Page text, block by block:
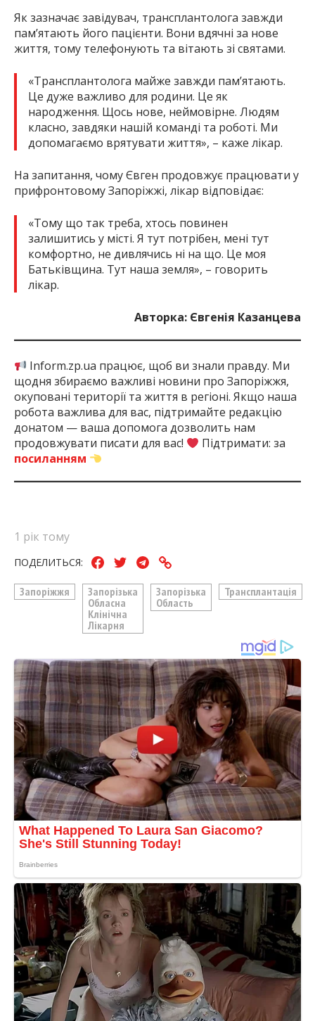
Як зазначає завідувач, трансплантолога завжди
пам’ятають його пацієнти. Вони вдячні за нове
життя, тому телефонують та вітають зі святами.
«Трансплантолога майже завжди пам’ятають.
Це дуже важливо для родини. Це як
народження. Щось нове, неймовірне. Людям
класно, завдяки нашій команді та роботі. Ми
допомагаємо врятувати життя», – каже лікар.
На запитання, чому Євген продовжує працювати у
прифронтовому Запоріжжі, лікар відповідає:
«Тому що так треба, хтось повинен
залишитись у місті. Я тут потрібен, мені тут
комфортно, не дивлячись ні на що. Це моя
Батьківщина. Тут наша земля», – говорить
лікар.
Авторка: Євгенія Казанцева
Inform.zp.ua працює, щоб ви знали правду. Ми
щодня збираємо важливі новини про Запоріжжя,
окуповані території та життя в регіоні. Якщо наша
робота важлива для вас, підтримайте редакцію
донатом — ваша допомога дозволить нам
продовжувати писати для вас!
Підтримати: за
посиланням
1 рік тому
ПОДЕЛИТЬСЯ:
Запоріжжя
Запорізька
Обласна
Клінічна
Лікарня
Запорізька
Область
Трансплантація